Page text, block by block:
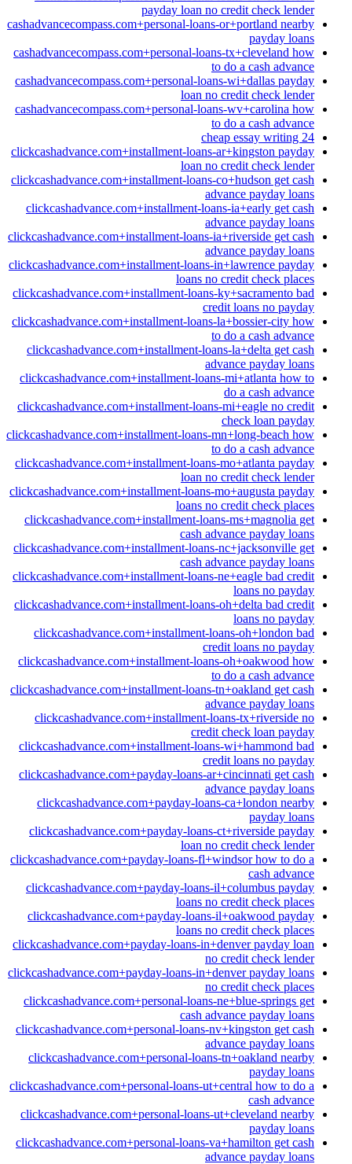
payday loan no credit check lender
cashadvancecompass.com+personal-loans-or+portland nearby
payday loans
cashadvancecompass.com+personal-loans-tx+cleveland how
to do a cash advance
cashadvancecompass.com+personal-loans-wi+dallas payday
loan no credit check lender
cashadvancecompass.com+personal-loans-wv+carolina how
to do a cash advance
cheap essay writing 24
clickcashadvance.com+installment-loans-ar+kingston payday
loan no credit check lender
clickcashadvance.com+installment-loans-co+hudson get cash
advance payday loans
clickcashadvance.com+installment-loans-ia+early get cash
advance payday loans
clickcashadvance.com+installment-loans-ia+riverside get cash
advance payday loans
clickcashadvance.com+installment-loans-in+lawrence payday
loans no credit check places
clickcashadvance.com+installment-loans-ky+sacramento bad
credit loans no payday
clickcashadvance.com+installment-loans-la+bossier-city how
to do a cash advance
clickcashadvance.com+installment-loans-la+delta get cash
advance payday loans
clickcashadvance.com+installment-loans-mi+atlanta how to
do a cash advance
clickcashadvance.com+installment-loans-mi+eagle no credit
check loan payday
clickcashadvance.com+installment-loans-mn+long-beach how
to do a cash advance
clickcashadvance.com+installment-loans-mo+atlanta payday
loan no credit check lender
clickcashadvance.com+installment-loans-mo+augusta payday
loans no credit check places
clickcashadvance.com+installment-loans-ms+magnolia get
cash advance payday loans
clickcashadvance.com+installment-loans-nc+jacksonville get
cash advance payday loans
clickcashadvance.com+installment-loans-ne+eagle bad credit
loans no payday
clickcashadvance.com+installment-loans-oh+delta bad credit
loans no payday
clickcashadvance.com+installment-loans-oh+london bad
credit loans no payday
clickcashadvance.com+installment-loans-oh+oakwood how
to do a cash advance
clickcashadvance.com+installment-loans-tn+oakland get cash
advance payday loans
clickcashadvance.com+installment-loans-tx+riverside no
credit check loan payday
clickcashadvance.com+installment-loans-wi+hammond bad
credit loans no payday
clickcashadvance.com+payday-loans-ar+cincinnati get cash
advance payday loans
clickcashadvance.com+payday-loans-ca+london nearby
payday loans
clickcashadvance.com+payday-loans-ct+riverside payday
loan no credit check lender
clickcashadvance.com+payday-loans-fl+windsor how to do a
cash advance
clickcashadvance.com+payday-loans-il+columbus payday
loans no credit check places
clickcashadvance.com+payday-loans-il+oakwood payday
loans no credit check places
clickcashadvance.com+payday-loans-in+denver payday loan
no credit check lender
clickcashadvance.com+payday-loans-in+denver payday loans
no credit check places
clickcashadvance.com+personal-loans-ne+blue-springs get
cash advance payday loans
clickcashadvance.com+personal-loans-nv+kingston get cash
advance payday loans
clickcashadvance.com+personal-loans-tn+oakland nearby
payday loans
clickcashadvance.com+personal-loans-ut+central how to do a
cash advance
clickcashadvance.com+personal-loans-ut+cleveland nearby
payday loans
clickcashadvance.com+personal-loans-va+hamilton get cash
advance payday loans